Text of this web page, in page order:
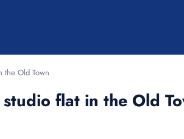
the Old Town
flat in the Old